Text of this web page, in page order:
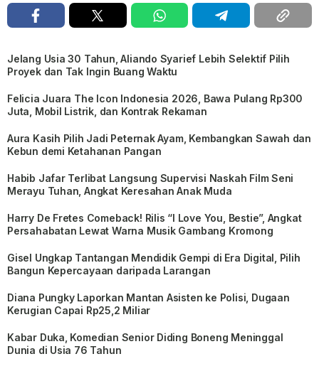
Jelang Usia 30 Tahun, Aliando Syarief Lebih Selektif Pilih
Proyek dan Tak Ingin Buang Waktu
Felicia Juara The Icon Indonesia 2026, Bawa Pulang Rp300
Juta, Mobil Listrik, dan Kontrak Rekaman
Aura Kasih Pilih Jadi Peternak Ayam, Kembangkan Sawah dan
Kebun demi Ketahanan Pangan
Habib Jafar Terlibat Langsung Supervisi Naskah Film Seni
Merayu Tuhan, Angkat Keresahan Anak Muda
Harry De Fretes Comeback! Rilis “I Love You, Bestie”, Angkat
Persahabatan Lewat Warna Musik Gambang Kromong
Gisel Ungkap Tantangan Mendidik Gempi di Era Digital, Pilih
Bangun Kepercayaan daripada Larangan
Diana Pungky Laporkan Mantan Asisten ke Polisi, Dugaan
Kerugian Capai Rp25,2 Miliar
Kabar Duka, Komedian Senior Diding Boneng Meninggal
Dunia di Usia 76 Tahun